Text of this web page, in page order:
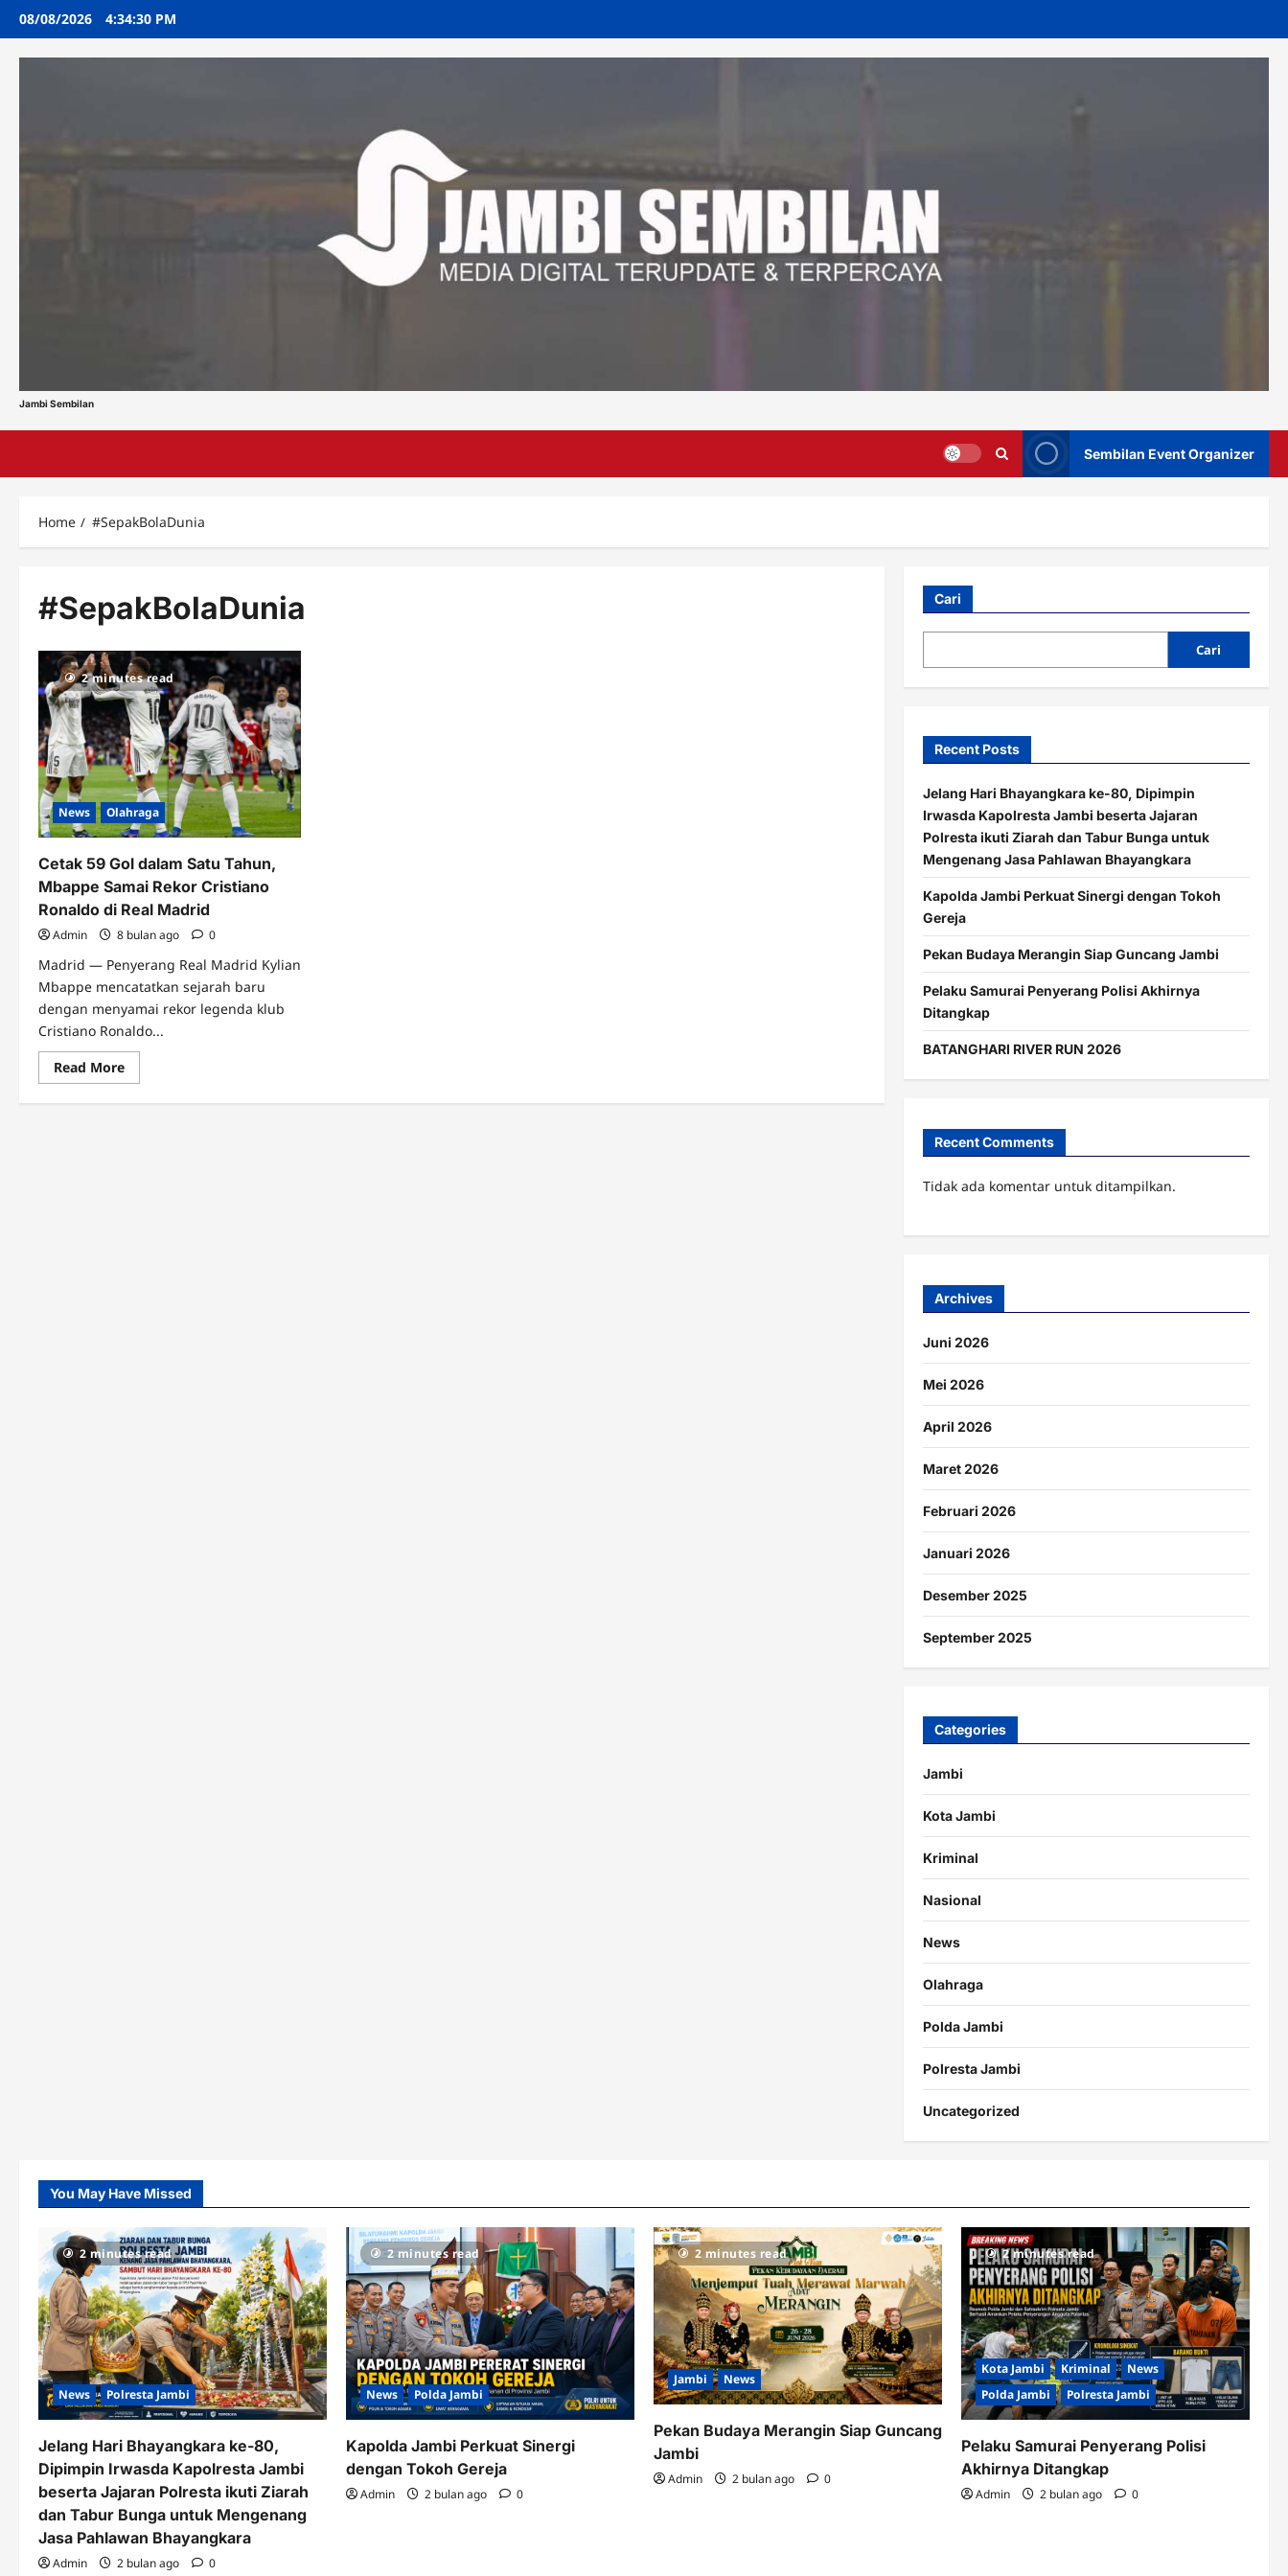
Skip
content
08/08/2026 4:34:31 PM
Jambi Sembilan
Sembilan Event Organizer
Home #SepakBolaDunia
#SepakBolaDunia
2 minutes read
News Olahraga
Cetak 59 Gol dalam Satu Tahun,
Mbappe Samai Rekor Cristiano
Ronaldo di Real Madrid
Admin 8 bulan ago 0
Madrid — Penyerang Real Madrid Kylian
Mbappe mencatatkan sejarah baru
dengan menyamai rekor legenda klub
Cristiano Ronaldo...
Read MoreRead
more
Cetak
Cari
Cari
Recent Posts
Jelang Hari Bhayangkara ke-80, Dipimpin
Irwasda Kapolresta Jambi beserta Jajaran
Polresta ikuti Ziarah dan Tabur Bunga untuk
Mengenang Jasa Pahlawan Bhayangkara
Kapolda Jambi Perkuat Sinergi dengan Tokoh
Gereja
Pekan Budaya Merangin Siap Guncang Jambi
Pelaku Samurai Penyerang Polisi Akhirnya
Ditangkap
BATANGHARI RIVER RUN 2026
Recent Comments
Tidak ada komentar untuk ditampilkan.
Archives
Juni 2026
Mei 2026
April 2026
Maret 2026
Februari 2026
Januari 2026
Desember 2025
September 2025
Categories
Jambi
Kota Jambi
Kriminal
Nasional
News
Olahraga
Polda Jambi
Polresta Jambi
Uncategorized
You May Have Missed
2 minutes read
News Polresta Jambi
Jelang Hari Bhayangkara ke-80,
Dipimpin Irwasda Kapolresta Jambi
beserta Jajaran Polresta ikuti Ziarah
dan Tabur Bunga untuk Mengenang
Jasa Pahlawan Bhayangkara
Admin 2 bulan ago 0
2 minutes read
News Polda Jambi
Kapolda Jambi Perkuat Sinergi
dengan Tokoh Gereja
Admin 2 bulan ago 0
2 minutes read
Jambi News
Pekan Budaya Merangin Siap Guncang
Jambi
Admin 2 bulan ago 0
2 minutes read
Kota Jambi Kriminal
News
Polda Jambi
Polresta Jambi
Pelaku Samurai Penyerang Polisi
Akhirnya Ditangkap
Admin 2 bulan ago 0